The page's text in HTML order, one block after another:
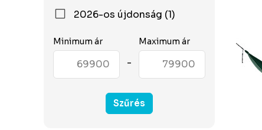
2026-os újdonság (1)
Minimum ár
-
Maximum ár
Szűrés